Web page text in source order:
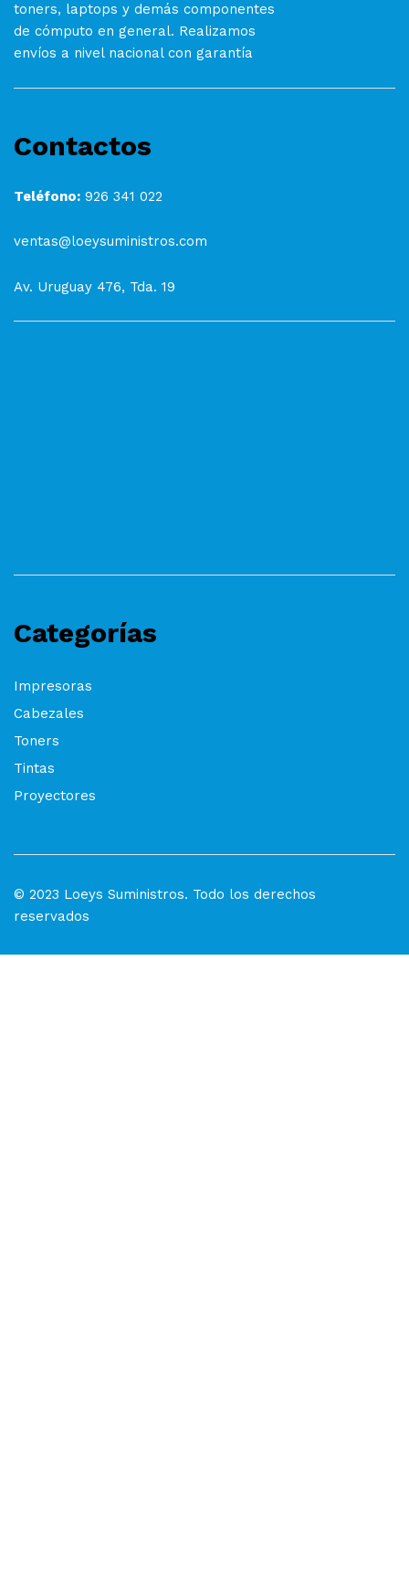
toners, laptops y demás componentes
de cómputo en general. Realizamos
envíos a nivel nacional con garantía
Contactos
Teléfono: 926 341 022
ventas@loeysuministros.com
Av. Uruguay 476, Tda. 19
Categorías
Impresoras
Cabezales
Toners
Tintas
Proyectores
© 2023 Loeys Suministros. Todo los derechos
reservados